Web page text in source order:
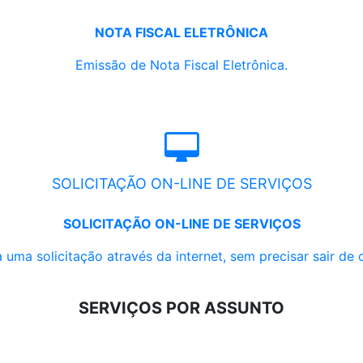
NOTA FISCAL ELETRÔNICA
Emissão de Nota Fiscal Eletrônica.
SOLICITAÇÃO ON-LINE DE SERVIÇOS
SOLICITAÇÃO ON-LINE DE SERVIÇOS
uma solicitação através da internet, sem precisar sair de
SERVIÇOS POR ASSUNTO